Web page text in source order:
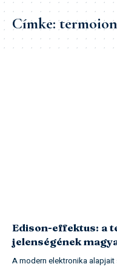
Címke:
Edison-effektus: a
jelenségének
A modern elektronika